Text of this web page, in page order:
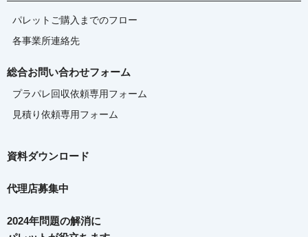
パレットご購入までのフロー
各事業所連絡先
総合お問い合わせフォーム
プラパレ回収依頼専用フォーム
見積り依頼専用フォーム
資料ダウンロード
代理店募集中
2024年問題の解消に